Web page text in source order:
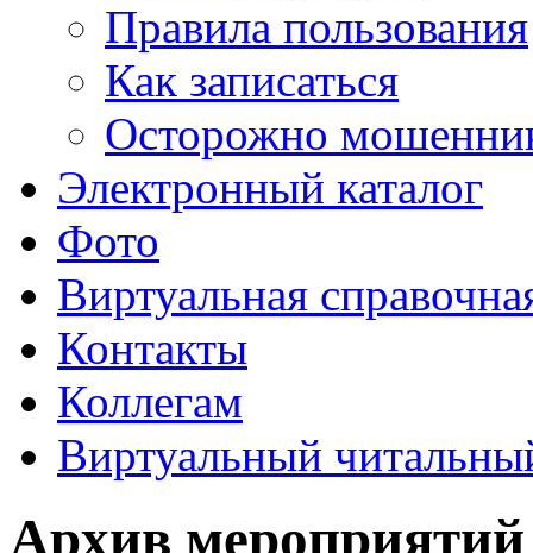
Правила пользования
Как записаться
Осторожно
Электронный каталог
Фото
Виртуальная
Контакты
Коллегам
Виртуальный
Архив мероприятий